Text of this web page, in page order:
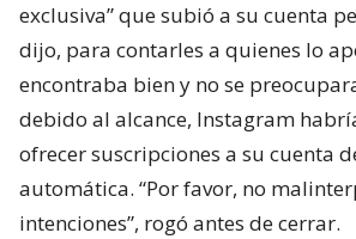
exclusiva” que subió a su cuenta
dijo, para contarles a quienes lo
encontraba bien y no se
debido al alcance, Instagram
ofrecer suscripciones a su cuenta
automática. “Por favor, no
intenciones”, rogó antes de cerrar.